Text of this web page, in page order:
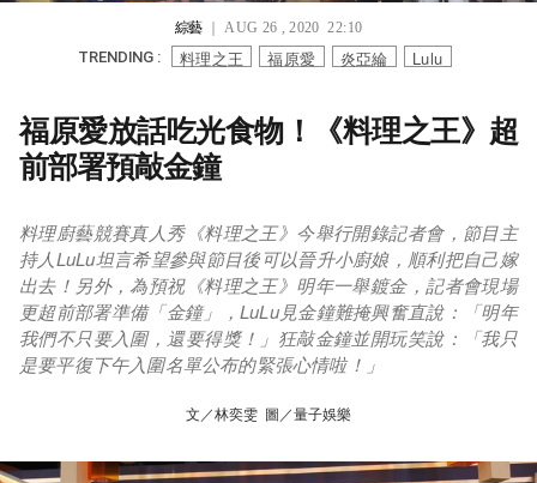
綜藝｜ AUG 26 , 2020 22:10
TRENDING : 料理之王 福原愛 炎亞綸 Lulu
福原愛放話吃光食物！《料理之王》超
前部署預敲金鐘
料理廚藝競賽真人秀《料理之王》今舉行開錄記者會，節目主
持人LuLu坦言希望參與節目後可以晉升小廚娘，順利把自己嫁
出去！另外，為預祝《料理之王》明年一舉鍍金，記者會現場
更超前部署準備「金鐘」，LuLu見金鐘難掩興奮直說：「明年
我們不只要入圍，還要得獎！」狂敲金鐘並開玩笑說：「我只
是要平復下午入圍名單公布的緊張心情啦！」
文／林奕雯 圖／量子娛樂